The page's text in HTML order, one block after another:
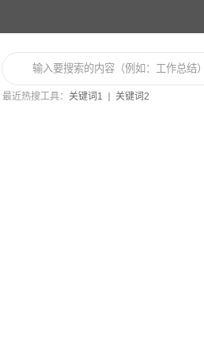
最近热搜工具： 关键词1 关键词2